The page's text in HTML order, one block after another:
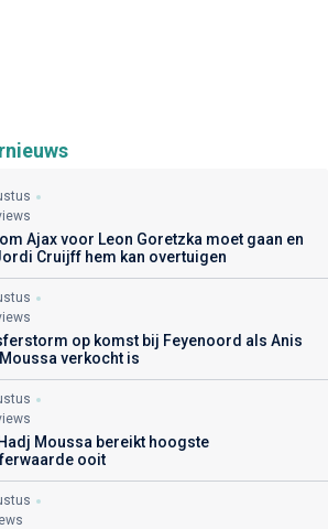
Ajax voor Leon Goretzka moet gaan en
Cruijff hem kan overtuigen
op komst bij Feyenoord als Anis
verkocht is
Moussa bereikt hoogste
ooit